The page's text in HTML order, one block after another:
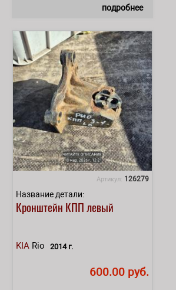
подробнее
Артикул: 126279
Название детали:
Кронштейн КПП левый
KIA Rio 2014 г.
600.00 руб.